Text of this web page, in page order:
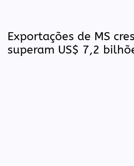
Exportações de MS
superam US$ 7,2